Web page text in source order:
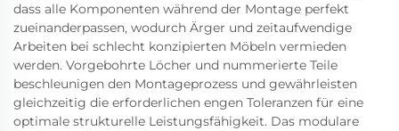
dass alle Komponenten während der Montage perfekt
zueinanderpassen, wodurch Ärger und zeitaufwendige
Arbeiten bei schlecht konzipierten Möbeln vermieden
werden. Vorgebohrte Löcher und nummerierte Teile
beschleunigen den Montageprozess und gewährleisten
gleichzeitig die erforderlichen engen Toleranzen für eine
optimale strukturelle Leistungsfähigkeit. Das modulare